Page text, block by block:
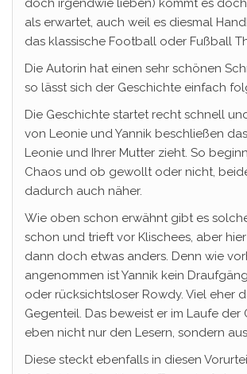
doch irgendwie lieben) kommt es
als erwartet, auch weil es diesmal
das klassische Football oder Fußball
Die Autorin hat einen sehr schönen
so lässt sich der Geschichte einfach
Die Geschichte startet recht schnell
von Leonie und Yannik beschließen
Leonie und Ihrer Mutter zieht. So
Chaos und ob gewollt oder nicht,
dadurch auch näher.
Wie oben schon erwähnt gibt es
schon und trieft vor Klischees, aber
dann doch etwas anders. Denn wie
angenommen ist Yannik kein
oder rücksichtsloser Rowdy. Viel eher
Gegenteil. Das beweist er im Laufe der
eben nicht nur den Lesern, sondern
Diese steckt ebenfalls in diesen